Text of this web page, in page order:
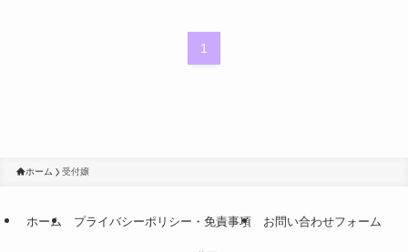
1
ホーム 受付嬢
ホーム プライバシーポリシー・免責事項 お問い合わせフォーム